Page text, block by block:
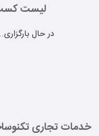
لیست
در حال
خدمات تجاری